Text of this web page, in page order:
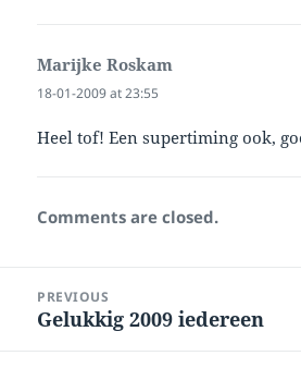
Marijke Roskam
18-01-2009 at 23:55
Heel tof! Een supertiming ook,
Comments are closed.
navigation
PREVIOUS
Previous
Gelukkig 2009 iedereen